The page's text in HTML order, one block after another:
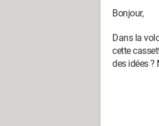
Bonjour,
Dans la
cette
des idées ?